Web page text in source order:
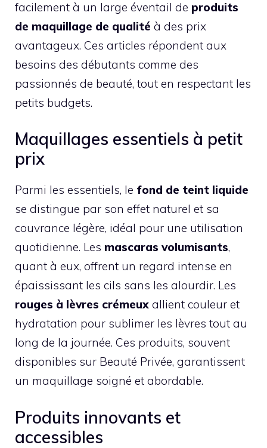
facilement à un large éventail de produits
de maquillage de qualité à des prix
avantageux. Ces articles répondent aux
besoins des débutants comme des
passionnés de beauté, tout en respectant les
petits budgets.
Maquillages essentiels à petit
prix
Parmi les essentiels, le fond de teint liquide
se distingue par son effet naturel et sa
couvrance légère, idéal pour une utilisation
quotidienne. Les mascaras volumisants,
quant à eux, offrent un regard intense en
épaississant les cils sans les alourdir. Les
rouges à lèvres crémeux allient couleur et
hydratation pour sublimer les lèvres tout au
long de la journée. Ces produits, souvent
disponibles sur Beauté Privée, garantissent
un maquillage soigné et abordable.
Produits innovants et
accessibles